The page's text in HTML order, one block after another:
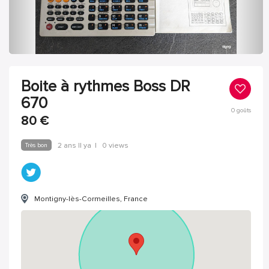
Boite à rythmes Boss DR
670
80 €
0goûts
Très bon 2 ans Il ya | 0 views
Montigny-lès-Cormeilles, France